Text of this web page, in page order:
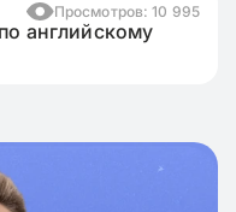
Просмотров: 10 995
английскому